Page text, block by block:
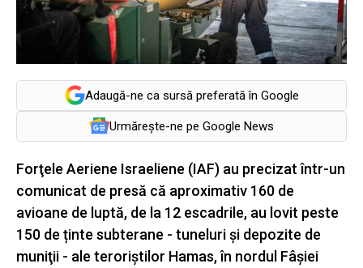
Adaugă-ne ca sursă preferată în Google
Urmărește-ne pe Google News
Forţele Aeriene Israeliene (IAF) au precizat într-un
comunicat de presă că aproximativ 160 de
avioane de luptă, de la 12 escadrile, au lovit peste
150 de ținte subterane - tuneluri şi depozite de
muniţii - ale teroriştilor Hamas, în nordul Fâșiei